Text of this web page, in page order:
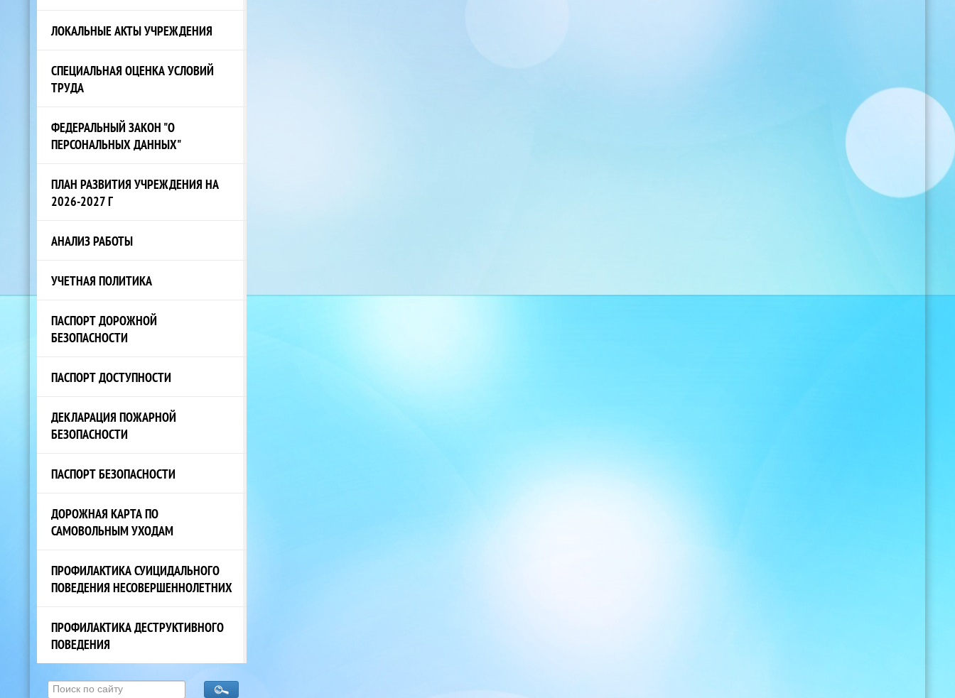
ЛОКАЛЬНЫЕ АКТЫ УЧРЕЖДЕНИЯ
СПЕЦИАЛЬНАЯ ОЦЕНКА УСЛОВИЙ
ТРУДА
ФЕДЕРАЛЬНЫЙ ЗАКОН "О
ПЕРСОНАЛЬНЫХ ДАННЫХ"
ПЛАН РАЗВИТИЯ УЧРЕЖДЕНИЯ НА
2026-2027 Г
АНАЛИЗ РАБОТЫ
УЧЕТНАЯ ПОЛИТИКА
ПАСПОРТ ДОРОЖНОЙ
БЕЗОПАСНОСТИ
ПАСПОРТ ДОСТУПНОСТИ
ДЕКЛАРАЦИЯ ПОЖАРНОЙ
БЕЗОПАСНОСТИ
ПАСПОРТ БЕЗОПАСНОСТИ
ДОРОЖНАЯ КАРТА ПО
САМОВОЛЬНЫМ УХОДАМ
ПРОФИЛАКТИКА СУИЦИДАЛЬНОГО
ПОВЕДЕНИЯ НЕСОВЕРШЕННОЛЕТНИХ
ПРОФИЛАКТИКА ДЕСТРУКТИВНОГО
ПОВЕДЕНИЯ